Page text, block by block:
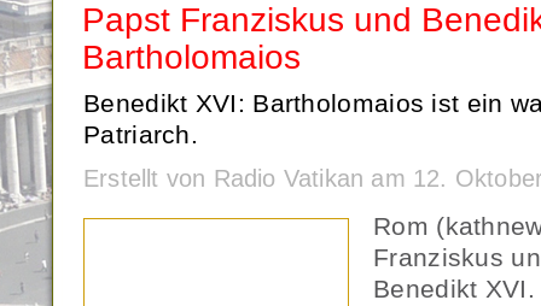
Papst Franziskus und
Bartholomaios
Benedikt XVI: Bartholomaios ist ein
Patriarch.
Erstellt von Radio Vatikan am 12.
Rom
Franziskus
Benedikt